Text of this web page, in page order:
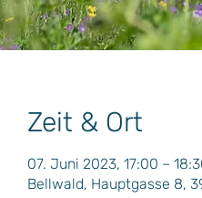
Zeit & Ort
07. Juni 2023, 17:00 –
Bellwald, Hauptgasse 8,